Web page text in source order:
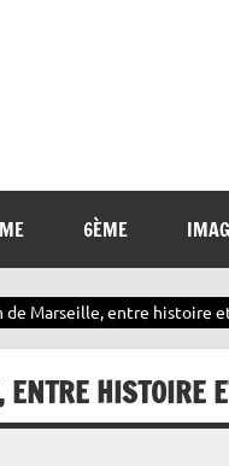
6ÈME
de Marseille, entre histoire
HISTOIRE